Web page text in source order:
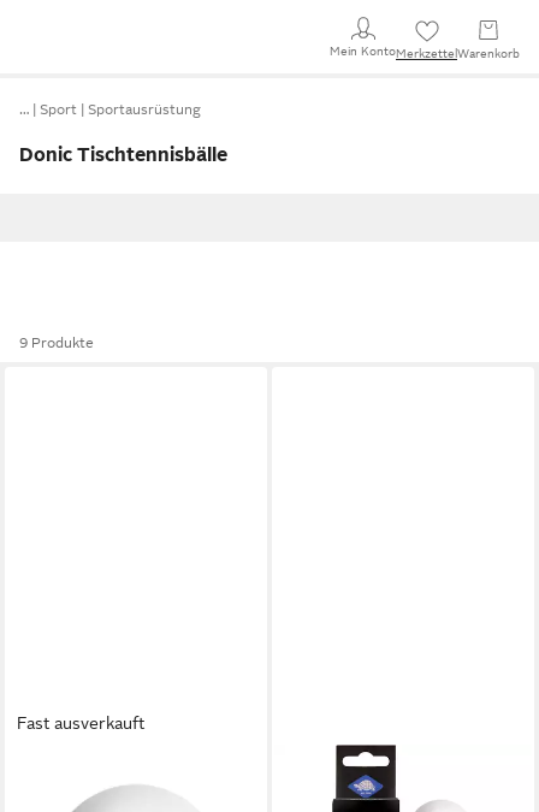
Mein KontoMerkzettel Warenkorb
… Sport Sportausrüstung
Donic Tischtennisbälle
9 Produkte
Fast ausverkauft
Tischtennisball Avantgarde 3*